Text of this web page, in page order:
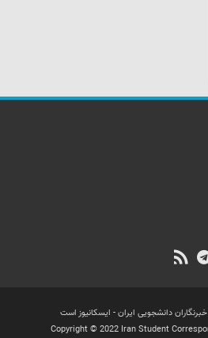
دانشجویی ایران - ایسکانیوز است
Copyright © 2022 Iran Student